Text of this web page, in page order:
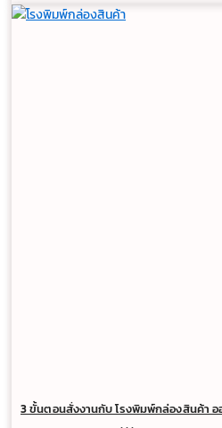
3 ขั้นตอนสั่งงานกับ โรงพิมพ์กล่องสินค้า